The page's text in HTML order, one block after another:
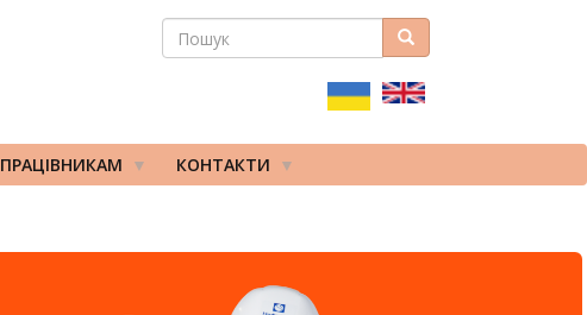
ПОШУКОВА
ПОШУК Пошук
ПРАЦІВНИКАМ КОНТАКТИ